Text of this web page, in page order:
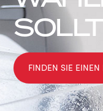
FINDEN SIE EINEN